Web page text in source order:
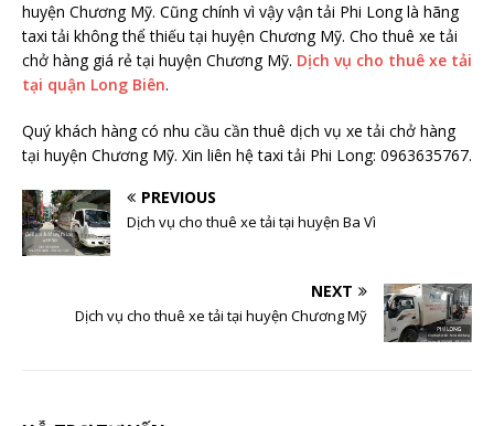
huyện Chương Mỹ. Cũng chính vì vậy vận tải Phi Long là hãng
taxi tải không thể thiếu tại huyện Chương Mỹ. Cho thuê xe tải
chở hàng giá rẻ tại huyện Chương Mỹ. Dịch vụ cho thuê xe tải
tại quận Long Biên.
Quý khách hàng có nhu cầu cần thuê dịch vụ xe tải chở hàng
tại huyện Chương Mỹ. Xin liên hệ taxi tải Phi Long: 0963635767.
PREVIOUS
Dịch vụ cho thuê xe tải tại huyện Ba Vì
NEXT
Dịch vụ cho thuê xe tải tại huyện Chương Mỹ